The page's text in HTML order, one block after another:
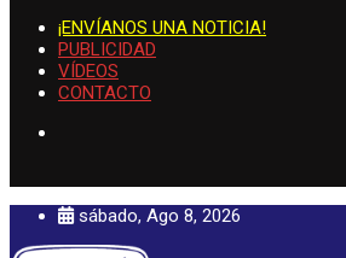
¡ENVÍANOS UNA NOTICIA!
PUBLICIDAD
VÍDEOS
CONTACTO
sábado, Ago 8, 2026